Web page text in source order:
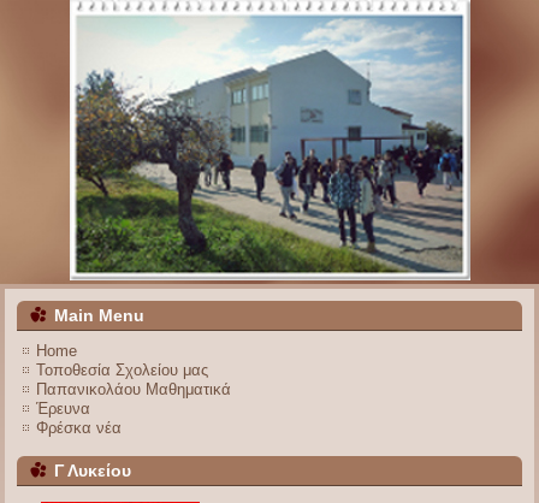
Main Menu
Home
Τοποθεσία Σχολείου μας
Παπανικολάου Μαθηματικά
Έρευνα
Φρέσκα νέα
Γ Λυκείου